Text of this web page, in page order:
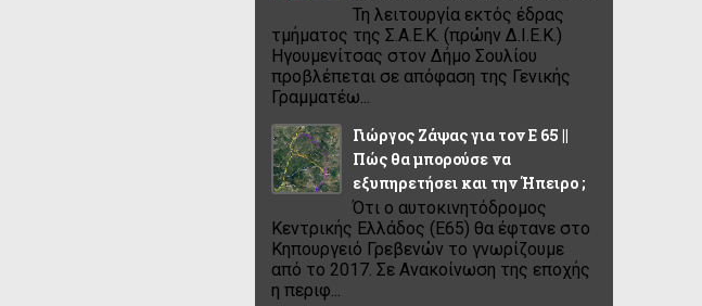
Τη λειτουργία εκτός έδρας
τμήματος της Σ.Α.Ε.Κ. (πρώην Δ.Ι.Ε.Κ.)
Ηγουμενίτσας στον Δήμο Σουλίου
προβλέπεται σε απόφαση της Γενικής
Γραμματέω...
Γιώργος Ζάψας για τον Ε 65 ||
Πώς θα μπορούσε να
εξυπηρετήσει και την Ήπειρο ;
Ότι ο αυτοκινητόδρομος
Κεντρικής Ελλάδος (Ε65) θα έφτανε στο
Κηπουργειό Γρεβενών το γνωρίζουμε
από το 2017. Σε Ανακοίνωση της εποχής
η περιφ...